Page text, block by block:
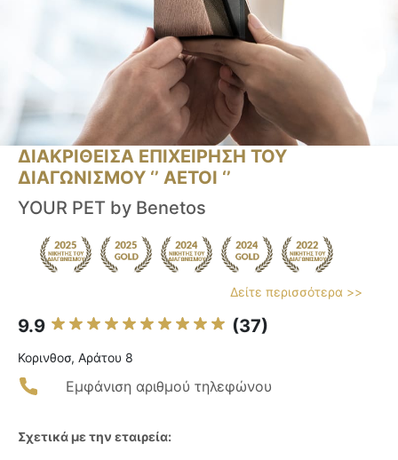
ΔΙΑΚΡΙΘΕΙΣΑ ΕΠΙΧΕΙΡΗΣΗ ΤΟΥ
ΔΙΑΓΩΝΙΣΜΟΥ ‘’ ΑΕΤΟΙ ‘’
YOUR PET by Benetos
Δείτε περισσότερα >>
9.9 (37)
Κορινθοσ, Αράτου 8
Εμφάνιση αριθμού τηλεφώνου
Σχετικά με την εταιρεία: